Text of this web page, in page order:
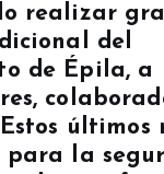
realizar
del
de Épila, a
últimos
para la